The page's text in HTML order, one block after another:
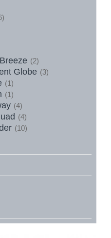
(2)
Globe (3)
(1)
(1)
(4)
(4)
(10)